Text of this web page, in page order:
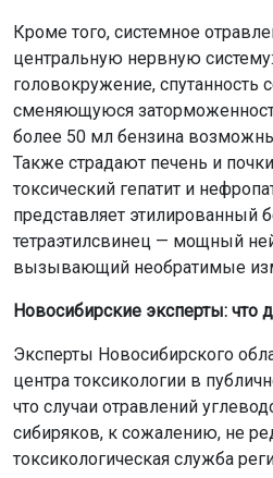
Кроме того, системное
центральную нервную
головокружение, спутанность
сменяющуюся
более 50 мл бензина
Также страдают печень и
токсический гепатит и
представляет этилированный
тетраэтилсвинец — мощный
вызывающий необратимые
Новосибирские эксперты: что
Эксперты Новосибирского
центра токсикологии в
что случаи отравлений
сибиряков, к сожалению, не
токсикологическая служба